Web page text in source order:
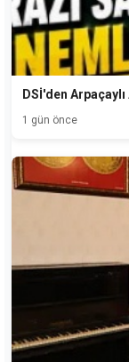
DSİ'den
1 gün önce